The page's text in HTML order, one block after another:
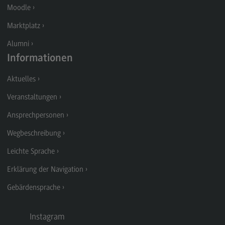
Modulangebot
Berufsperspektiven
Kontakt
Digital Business Management
Modulangebot
Berufsperspektiven
Kontakt
Digitalisierung in der Sozialen Arbeit
Digitalisierung in der Sozialen Arbeit
Modulangebot
Berufsperspektiven
Moodle
Marktplatz
Alumni
Informationen
Aktuelles
Veranstaltungen
Ansprechpersonen
Wegbeschreibung
Leichte Sprache
Erklärung der Navigation
Gebärdensprache
Instagram